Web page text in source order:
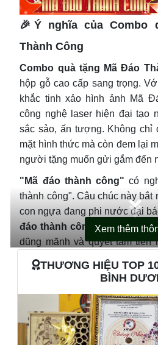
THÔNG TIN SẢN
🎉Ý nghĩa của Combo
Thành Công
Combo quà tặng Mã Đáo
hộp gỗ cao cấp sang trọng.
khắc tinh xảo hình ảnh Mã
công nghệ laser hiện đại tạo
sắc sảo, ấn tượng. Không chỉ
mặt hình thức mà còn đem lại
người tặng muốn gửi gắm đến
"Mã đáo thành công" có
thành công". Câu chúc này bắt
con ngựa đang phi nước đại
đáo thành công”mang ý
dũng mãnh và quyết tâm tiến
chuyện sẽ thành công.
Hộp quà tặng Mã Đáo Thành
giữa các sản phẩm sức
Cương Vàng. Tặng cho nhau
Đáo Thành Công mang một ý
là trao tặng nhau những câu
Xem thêm
THƯƠNG HIỆU TOP
BÌNH